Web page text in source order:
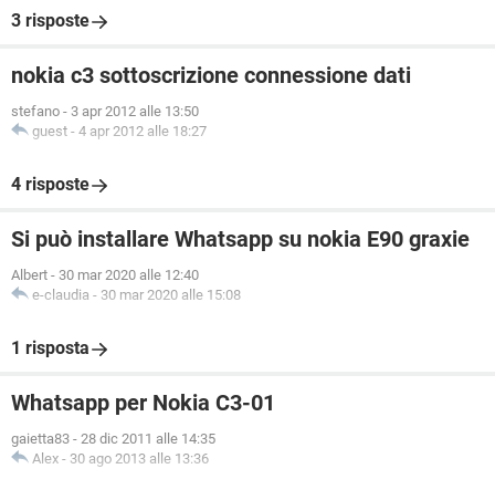
3 risposte
nokia c3 sottoscrizione connessione dati
stefano - 3 apr 2012 alle 13:50
guest - 4 apr 2012 alle 18:27
4 risposte
Si può installare Whatsapp su nokia E90 graxie
Albert - 30 mar 2020 alle 12:40
e-claudia - 30 mar 2020 alle 15:08
1 risposta
Whatsapp per Nokia C3-01
gaietta83 - 28 dic 2011 alle 14:35
Alex - 30 ago 2013 alle 13:36